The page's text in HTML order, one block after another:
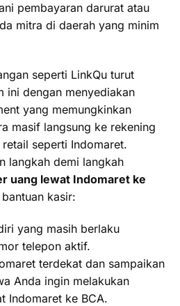
pembayaran darurat atau
mitra di daerah yang minim
seperti LinkQu turut
ini dengan menyediakan
yang memungkinkan
masif langsung ke rekening
seperti Indomaret.
langkah demi langkah
uang lewat Indomaret ke
kasir:
yang masih berlaku
telepon aktif.
terdekat dan sampaikan
Anda ingin melakukan
Indomaret ke BCA.